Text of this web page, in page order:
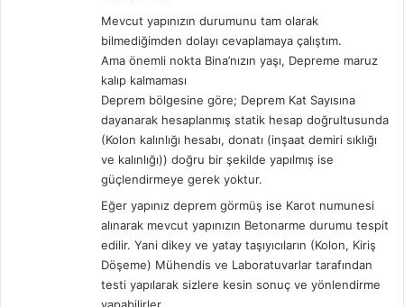
Mevcut yapınızın durumunu tam olarak
bilmediğimden dolayı cevaplamaya çalıştım.
Ama önemli nokta Bina’nızın yaşı, Depreme maruz
kalıp kalmaması
Deprem bölgesine göre; Deprem Kat Sayısına
dayanarak hesaplanmış statik hesap doğrultusunda
(Kolon kalınlığı hesabı, donatı (inşaat demiri sıklığı
ve kalınlığı)) doğru bir şekilde yapılmış ise
güçlendirmeye gerek yoktur.
Eğer yapınız deprem görmüş ise Karot numunesi
alınarak mevcut yapınızın Betonarme durumu tespit
edilir. Yani dikey ve yatay taşıyıcıların (Kolon, Kiriş
Döşeme) Mühendis ve Laboratuvarlar tarafından
testi yapılarak sizlere kesin sonuç ve yönlendirme